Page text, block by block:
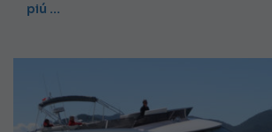
piú …